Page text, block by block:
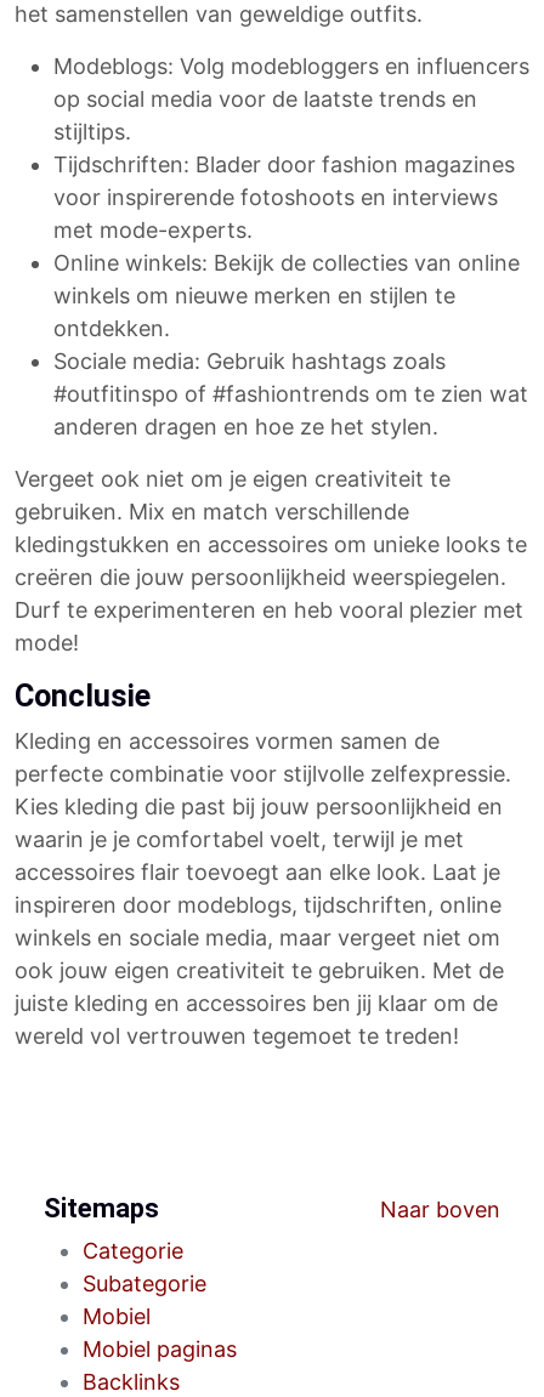
het samenstellen van geweldige outfits.
Modeblogs: Volg modebloggers en influencers
op social media voor de laatste trends en
stijltips.
Tijdschriften: Blader door fashion magazines
voor inspirerende fotoshoots en interviews
met mode-experts.
Online winkels: Bekijk de collecties van online
winkels om nieuwe merken en stijlen te
ontdekken.
Sociale media: Gebruik hashtags zoals
#outfitinspo of #fashiontrends om te zien wat
anderen dragen en hoe ze het stylen.
Vergeet ook niet om je eigen creativiteit te
gebruiken. Mix en match verschillende
kledingstukken en accessoires om unieke looks te
creëren die jouw persoonlijkheid weerspiegelen.
Durf te experimenteren en heb vooral plezier met
mode!
Conclusie
Kleding en accessoires vormen samen de
perfecte combinatie voor stijlvolle zelfexpressie.
Kies kleding die past bij jouw persoonlijkheid en
waarin je je comfortabel voelt, terwijl je met
accessoires flair toevoegt aan elke look. Laat je
inspireren door modeblogs, tijdschriften, online
winkels en sociale media, maar vergeet niet om
ook jouw eigen creativiteit te gebruiken. Met de
juiste kleding en accessoires ben jij klaar om de
wereld vol vertrouwen tegemoet te treden!
Naar boven
Sitemaps
Categorie
Subategorie
Mobiel
Mobiel paginas
Backlinks